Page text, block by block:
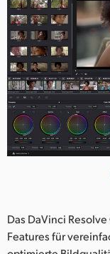
Das DaVinci
Features für